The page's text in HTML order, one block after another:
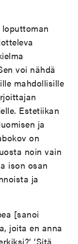
voi nähdä
mahdollisille
Estetiikan
ja
on
noin vain
ison osan
ja
[sanoi
joita en anna
’Sitä